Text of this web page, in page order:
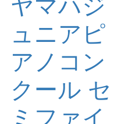
ュニアピ
アノコン
クール セ
ミファイ